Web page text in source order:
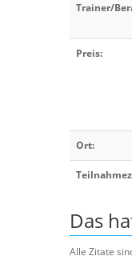
Trainer/
Preis:
Ort:
Das
Alle Zitate